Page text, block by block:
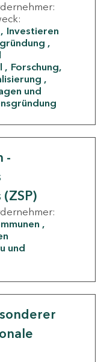
Investieren
Forschung,
und
-
und